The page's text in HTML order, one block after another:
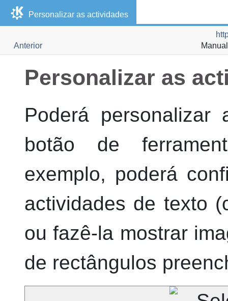
Personalizar as actividades
Anterior
Personalizar as
Poderá personalizar
botão de
exemplo, poderá
actividades de texto
ou fazê-la mostrar
de rectângulos